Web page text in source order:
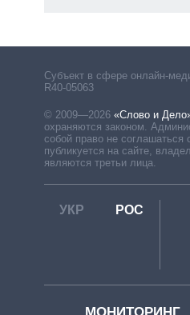
Субъект в сфере онлайн-
R40-05063
© 2009—2026 «Слово и
охраняются законом.
собой право не соглашаться
публикуется на сайте,
являются третьи лица.
УКР РОС
МОНИТОРИНГ